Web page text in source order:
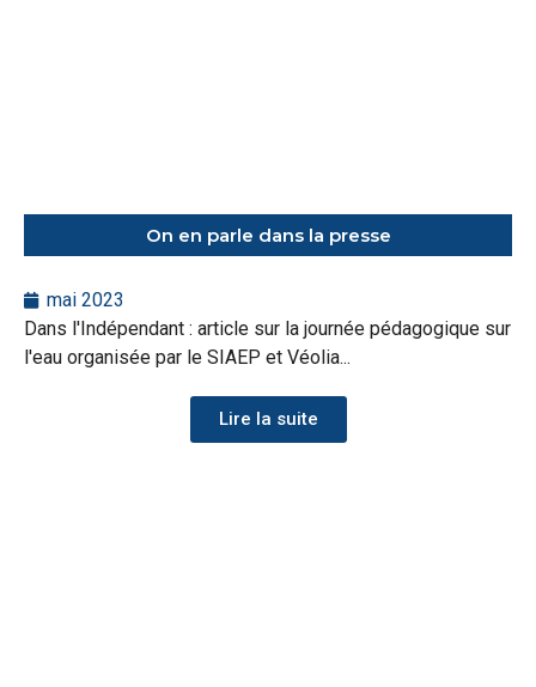
On en parle dans la presse
mai 2023
Dans l'Indépendant : article sur la journée pédagogique sur
l'eau organisée par le SIAEP et Véolia...
Lire la suite